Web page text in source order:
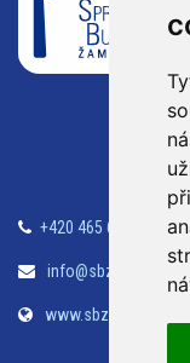
+420 465 614 609
info@sbzamberk.cz
www.sbzamberk.cz